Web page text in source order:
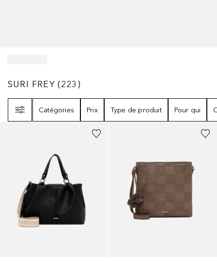
SURI FREY223
SURI FREY (223 )
Catégories
Prix Type de produit Pour qui